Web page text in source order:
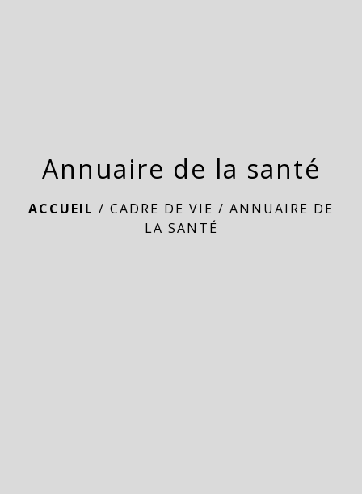
Annuaire de la santé
ACCUEIL / CADRE DE VIE / ANNUAIRE DE
LA SANTÉ